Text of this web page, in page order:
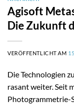
Agisoft
Die Zukunft
VERÖFFENTLICHT AM
Die Technologien
rasant weiter. Seit
Photogrammetrie-